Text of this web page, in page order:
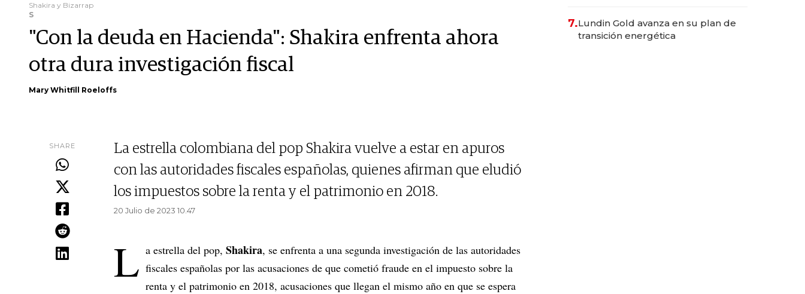
Shakira y Bizarrap
S
"Con la deuda en Hacienda": Shakira enfrenta ahora
otra dura investigación fiscal
Mary Whitfill Roeloffs
SHARE
La estrella colombiana del pop Shakira vuelve a estar en apuros
con las autoridades fiscales españolas, quienes afirman que eludió
los impuestos sobre la renta y el patrimonio en 2018.
20 Julio de 2023 10.47
L a estrella del pop, Shakira, se enfrenta a una segunda investigación de las autoridades
fiscales españolas por las acusaciones de que cometió fraude en el impuesto sobre la
renta y el patrimonio en 2018, acusaciones que llegan el mismo año en que se espera
7.Lundin Gold avanza en su plan de
transición energética